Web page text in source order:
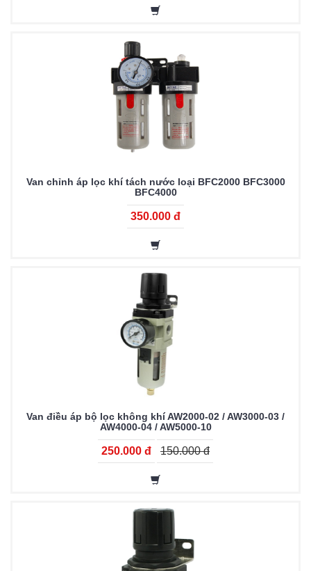
Van chỉnh áp lọc khí tách nước loại BFC2000 BFC3000
BFC4000
350.000 đ
Van điều áp bộ lọc không khí AW2000-02 / AW3000-03 /
AW4000-04 / AW5000-10
250.000 đ 150.000 đ